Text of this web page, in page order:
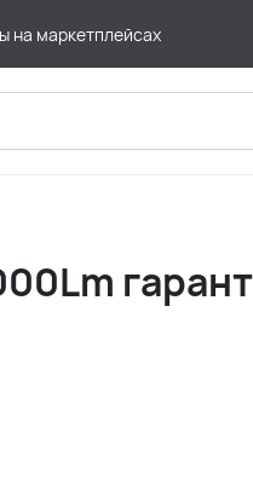
на маркетплейсах